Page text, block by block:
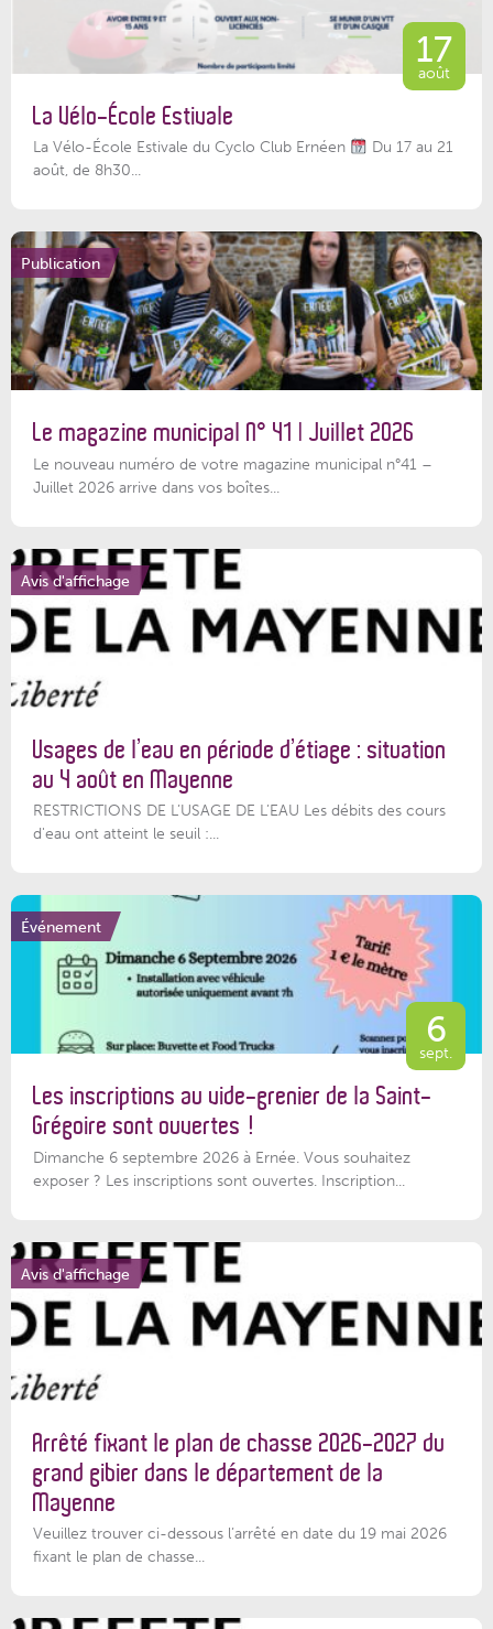
17
août
La Vélo-École Estivale
La Vélo-École Estivale du Cyclo Club Ernéen
Du 17 au 21
août, de 8h30...
Publication
Le magazine municipal N° 41 | Juillet 2026
Le nouveau numéro de votre magazine municipal n°41 –
Juillet 2026 arrive dans vos boîtes...
Avis d'affichage
Usages de l’eau en période d’étiage : situation
au 4 août en Mayenne
RESTRICTIONS DE L’USAGE DE L’EAU Les débits des cours
d'eau ont atteint le seuil :...
Événement
6
sept.
Les inscriptions au vide-grenier de la Saint-
Grégoire sont ouvertes !
Dimanche 6 septembre 2026 à Ernée. Vous souhaitez
exposer ? Les inscriptions sont ouvertes. Inscription...
Avis d'affichage
Arrêté fixant le plan de chasse 2026-2027 du
grand gibier dans le département de la
Mayenne
Veuillez trouver ci-dessous l’arrêté en date du 19 mai 2026
fixant le plan de chasse...